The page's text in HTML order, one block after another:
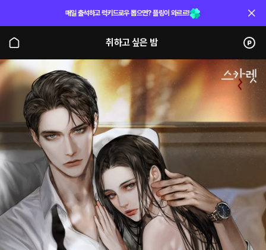
매일 출석하고 럭키드로우 뽑으면? 플링이 와르르!
취하고 싶은 밤